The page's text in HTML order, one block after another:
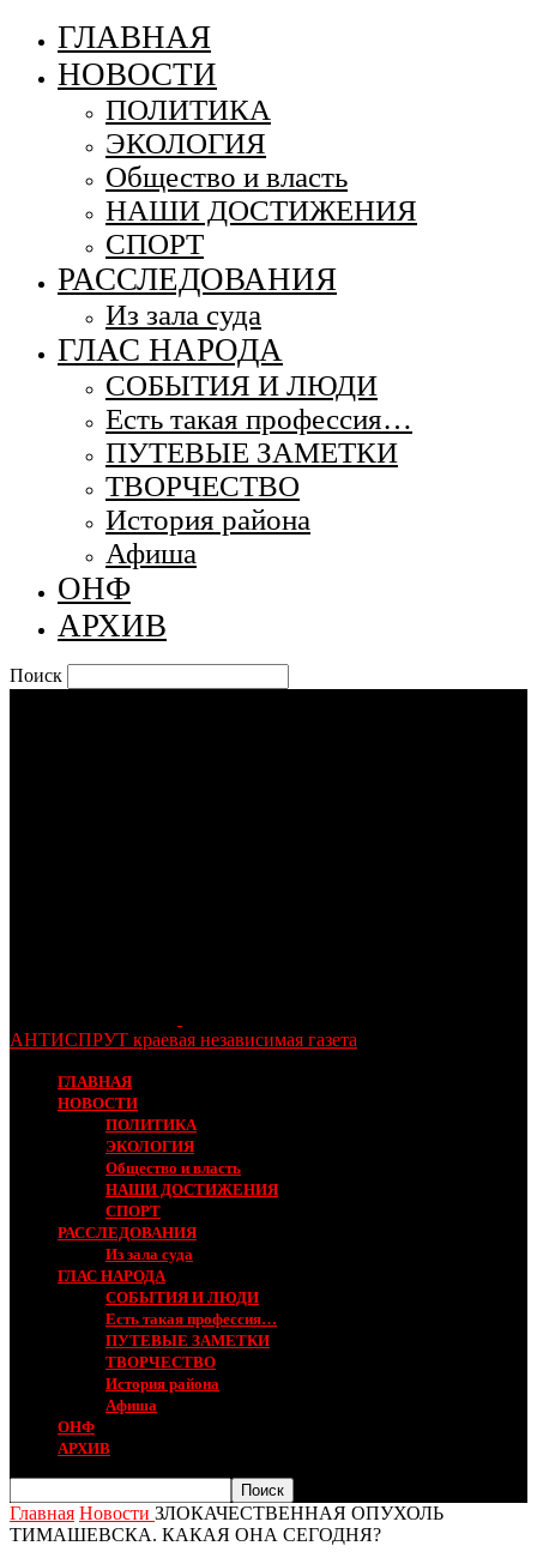
ГЛАВНАЯ
НОВОСТИ
ПОЛИТИКА
ЭКОЛОГИЯ
Общество и власть
НАШИ ДОСТИЖЕНИЯ
СПОРТ
РАССЛЕДОВАНИЯ
Из зала суда
ГЛАС НАРОДА
СОБЫТИЯ И ЛЮДИ
Есть такая профессия…
ПУТЕВЫЕ ЗАМЕТКИ
ТВОРЧЕСТВО
История района
Афиша
ОНФ
АРХИВ
Поиск
АНТИСПРУТ краевая независимая газета
ГЛАВНАЯ
НОВОСТИ
ПОЛИТИКА
ЭКОЛОГИЯ
Общество и власть
НАШИ ДОСТИЖЕНИЯ
СПОРТ
РАССЛЕДОВАНИЯ
Из зала суда
ГЛАС НАРОДА
СОБЫТИЯ И ЛЮДИ
Есть такая профессия…
ПУТЕВЫЕ ЗАМЕТКИ
ТВОРЧЕСТВО
История района
Афиша
ОНФ
АРХИВ
Главная Новости ЗЛОКАЧЕСТВЕННАЯ ОПУХОЛЬ
ТИМАШЕВСКА. КАКАЯ ОНА СЕГОДНЯ?